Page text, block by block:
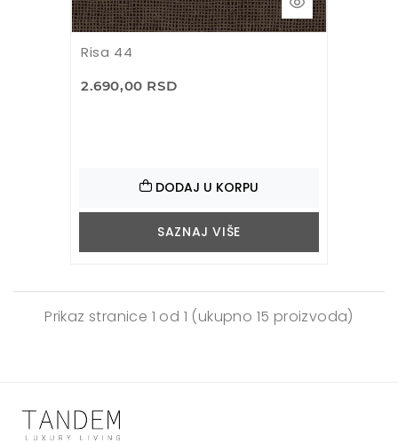
Risa 44
2.690,00 RSD
DODAJ U KORPU
SAZNAJ VIŠE
Prikaz stranice 1 od 1 (ukupno 15 proizvoda)